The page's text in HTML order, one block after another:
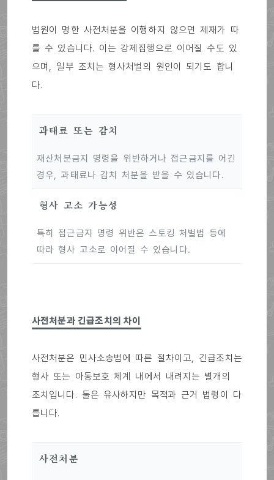
법원이 명한 사전처분을 이행하지 않으면 제재가 따
를 수 있습니다. 이는 강제집행으로 이어질 수도 있
으며, 일부 조치는 형사처벌의 원인이 되기도 합니
다.
과태료 또는 감치
재산처분금지 명령을 위반하거나 접근금지를 어긴
경우, 과태료나 감치 처분을 받을 수 있습니다.
형사 고소 가능성
특히 접근금지 명령 위반은 스토킹 처벌법 등에
따라 형사 고소로 이어질 수 있습니다.
사전처분과 긴급조치의 차이
사전처분은 민사소송법에 따른 절차이고, 긴급조치는
형사 또는 아동보호 체계 내에서 내려지는 별개의
조치입니다. 둘은 유사하지만 목적과 근거 법령이 다
릅니다.
사전처분